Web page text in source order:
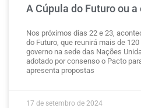
A Cúpula do Futuro ou
Nos próximos dias 22 e 23,
do Futuro, que reunirá mais de
governo na sede das Nações
adotado por consenso o Pacto
apresenta propostas
17 de setembro de 2024